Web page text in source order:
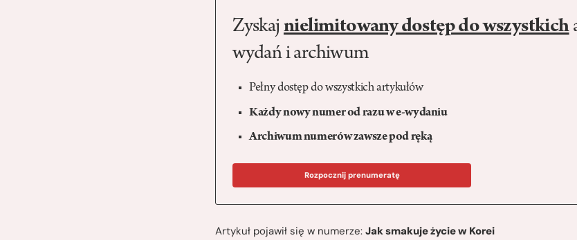
Zyskaj nielimitowany dostęp do wszystkich
wydań i archiwum
Pełny dostęp do wszystkich artykułów
Każdy nowy numer od razu w e-wydaniu
Archiwum numerów zawsze pod ręką
Rozpocznij prenumeratę
Artykuł pojawił się w numerze:Jak smakuje życie w Korei